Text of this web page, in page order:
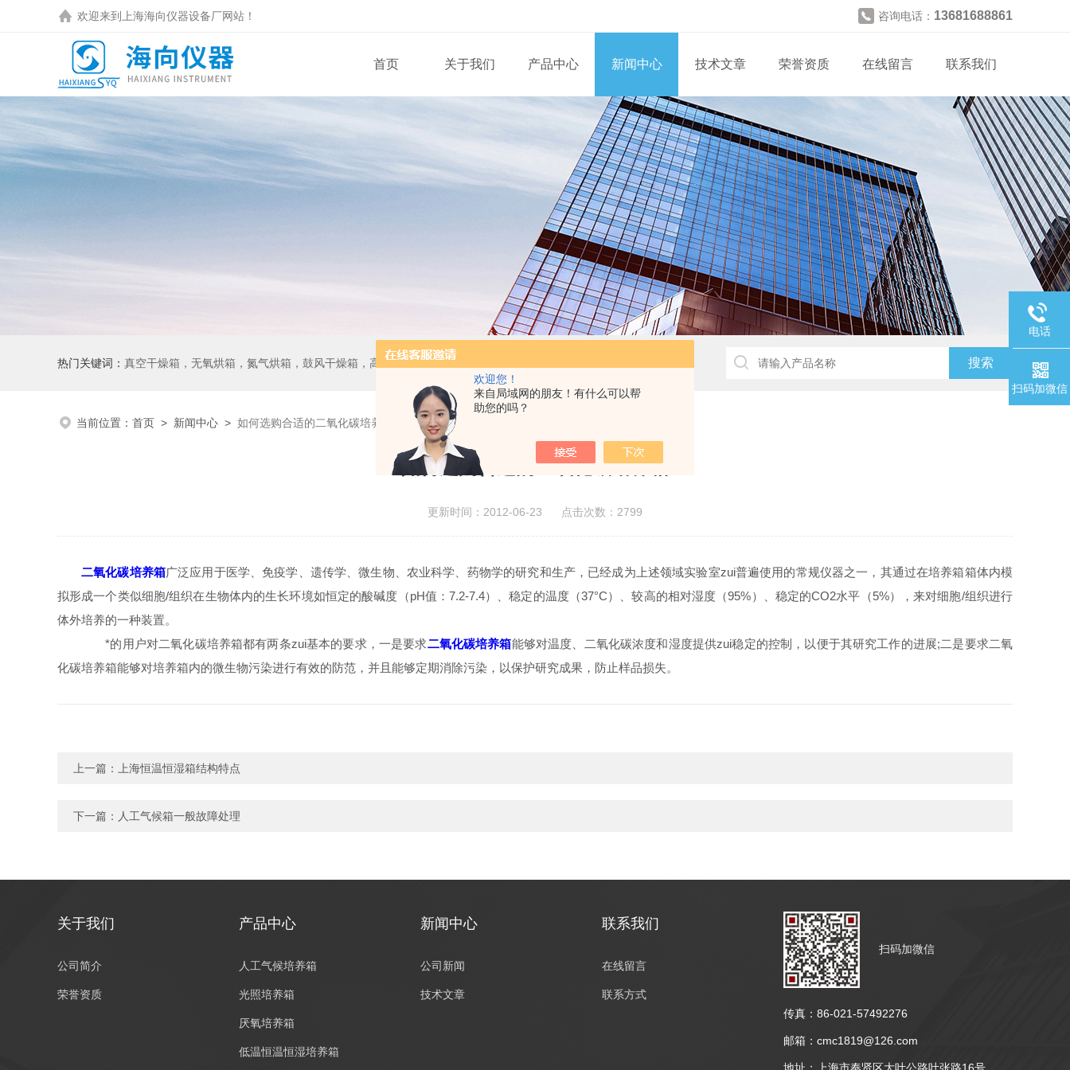
欢迎您！
来自局域网的朋友！有什么可以帮
助您的吗？
欢迎来到 上海海向仪器设备厂网站！ 咨询电话： 13681688861
首页 关于我们 产品中心 新闻中心 技术文章 荣誉资质 在线留言 联系我们
热门关键词： 真空干燥箱，无氧烘箱，氮气烘箱，鼓风干燥箱，高温烘箱，二氧化碳培养箱、生化培养箱、三气培养箱、恒温恒湿箱、高低温试验箱
当前位置： 首页 > 新闻中心 > 如何选购合适的二氧化碳培养箱
如何选购合适的二氧化碳培养箱
更新时间：2012-06-23 点击次数：2799
二氧化碳培养箱广泛应用于医学、免疫学、遗传学、微生物、农业科学、药物学的研究和生产，已经成为上述领域实验室zui普遍使用的常规仪器之一，其通过在培养箱箱体内模
拟形成一个类似细胞/组织在生物体内的生长环境如恒定的酸碱度（pH值：7.2-7.4）、稳定的温度（37°C）、较高的相对湿度（95%）、稳定的CO2水平（5%），来对细胞/组织进行
体外培养的一种装置。
*的用户对二氧化碳培养箱都有两条zui基本的要求，一是要求二氧化碳培养箱能够对温度、二氧化碳浓度和湿度提供zui稳定的控制，以便于其研究工作的进展;二是要求二氧
化碳培养箱能够对培养箱内的微生物污染进行有效的防范，并且能够定期消除污染，以保护研究成果，防止样品损失。
上一篇： 上海恒温恒湿箱结构特点
下一篇： 人工气候箱一般故障处理
关于我们
公司简介
荣誉资质
产品中心
人工气候培养箱
光照培养箱
厌氧培养箱
低温恒温恒湿培养箱
新闻中心
公司新闻
技术文章
联系我们
在线留言
联系方式
扫码加微信
传真：86-021-57492276
邮箱：cmc1819@126.com
电话
扫码加微信